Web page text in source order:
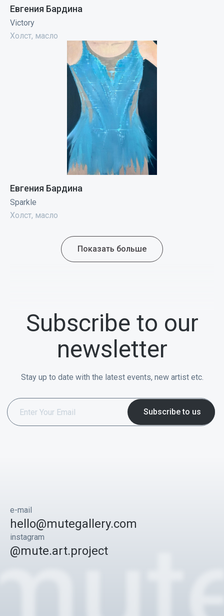
Евгения Бардина
Victory
Холст, масло
Евгения Бардина
Sparkle
Холст, масло
Показать больше
Subscribe to our
newsletter
Stay up to date with the latest events, new artist etc.
e-mail
hello@mutegallery.com
instagram
@mute.art.project